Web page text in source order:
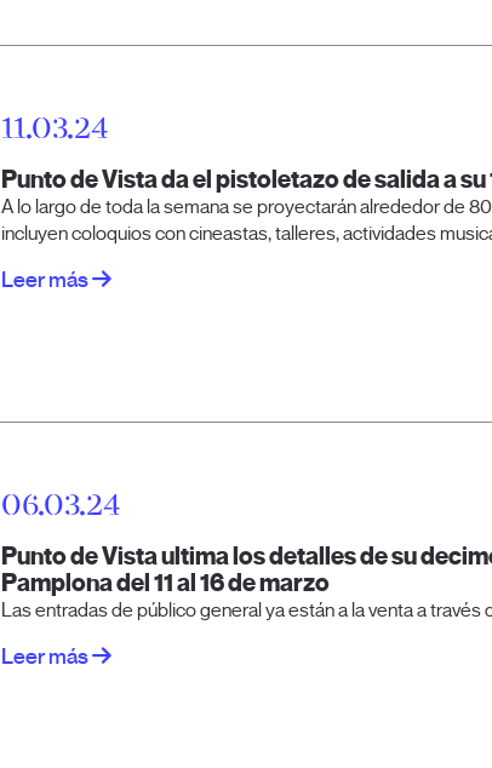
11.03.24
Punto de Vista da el pistoletazo de salida a su
A lo largo de toda la semana se proyectarán alrededor de
incluyen coloquios con cineastas, talleres, actividades
Leer más
06.03.24
Punto de Vista ultima los detalles de su
Pamplona del 11 al 16 de marzo
Las entradas de público general ya están a la venta a través
Leer más